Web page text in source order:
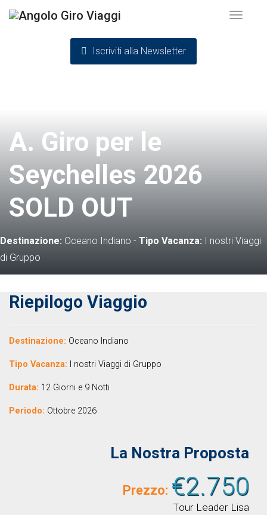
Iscriviti alla Newsletter
A. Giro per le
Seychelles 2026
SOLD OUT
Destinazione: Oceano Indiano - Tipo Vacanza: I nostri Viaggi
di Gruppo
Riepilogo Viaggio
Destinazione: Oceano Indiano
Tipo Vacanza: I nostri Viaggi di Gruppo
Durata: 12 Giorni e 9 Notti
Periodo: Ottobre 2026
La Nostra Proposta
Prezzo: €2.750
Tour Leader Lisa